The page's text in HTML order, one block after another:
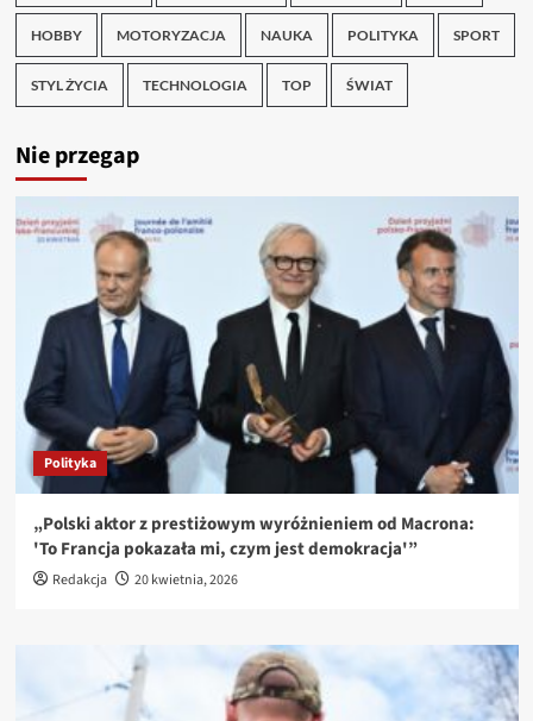
HOBBY MOTORYZACJA NAUKA POLITYKA SPORT
STYL ŻYCIA TECHNOLOGIA TOP ŚWIAT
Nie przegap
Polityka
„Polski aktor z prestiżowym wyróżnieniem od Macrona:
'To Francja pokazała mi, czym jest demokracja'”
Redakcja 20 kwietnia, 2026